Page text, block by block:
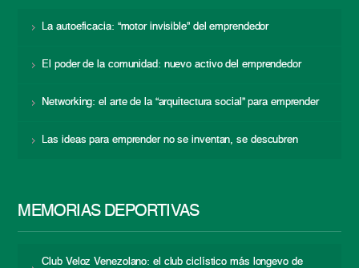
La autoeficacia: “motor invisible” del emprendedor
El poder de la comunidad: nuevo activo del emprendedor
Networking: el arte de la “arquitectura social” para emprender
Las ideas para emprender no se inventan, se descubren
MEMORIAS DEPORTIVAS
Club Veloz Venezolano: el club ciclístico más longevo de